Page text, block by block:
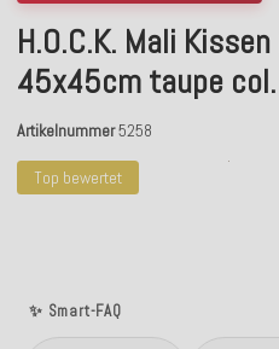
Top bewertet
✨ Smart-FAQ
H.O.C.K. Mali
45x45cm taupe
Artikelnummer5258